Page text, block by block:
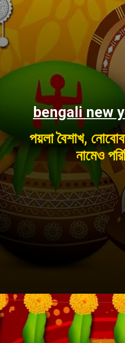
পয়লা বৈশাখ, নোবোবর্ষ বা
নামেও
bengali new